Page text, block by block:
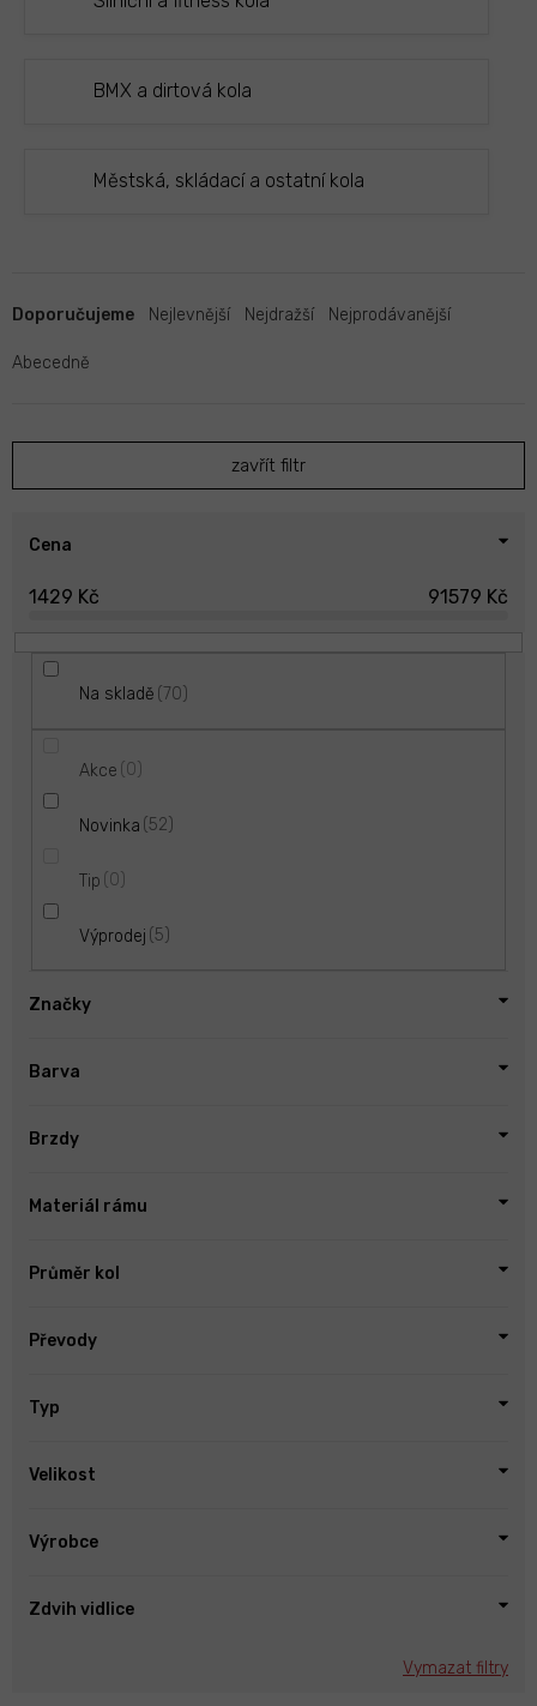
BMX a dirtová kola
Městská, skládací a ostatní kola
a
e
p
o
Doporučujeme Nejlevnější Nejdražší Nejprodávanější
Abecedně
zavřít filtr
Cena
1429 Kč 91579 Kč
Na skladě 70
Akce 0
Novinka 52
Tip 0
Výprodej 5
Značky
Barva
Brzdy
Materiál rámu
Průměr kol
Převody
Typ
Velikost
Výrobce
Zdvih vidlice
Vymazat filtry